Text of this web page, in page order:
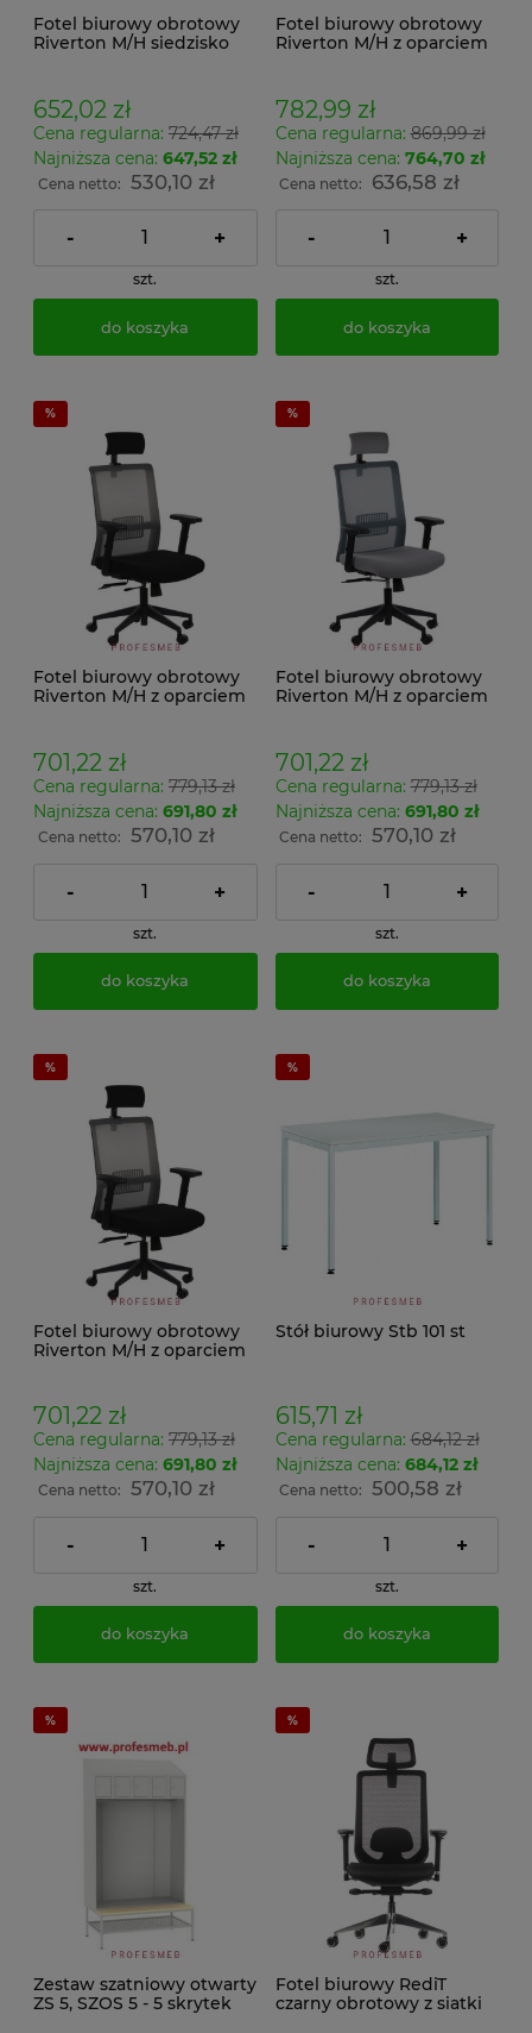
Fotel biurowy obrotowy
Riverton M/H siedzisko
regulacją podparcia
lędźwi
652,02 zł
Cena regularna: 724,47 zł
Najniższa cena: 647,52 zł
Cena netto: 530,10 zł
- +
szt.
do koszyka
Fotel biurowy obrotowy
Riverton M/H z oparciem
chromowaną podstawą
podłokietnikami i
regulacja podparcia
lędźwi
782,99 zł
Cena regularna:869,99 zł
Najniższa cena: 764,70 zł
Cena netto: 636,58 zł
- +
szt.
do koszyka
Fotel biurowy obrotowy
Riverton M/H z oparciem
podłokietniki i regulacja
podparcia lędźwi
701,22 zł
Cena regularna: 779,13 zł
Najniższa cena: 691,80 zł
Cena netto: 570,10 zł
- +
szt.
do koszyka
Fotel biurowy obrotowy
Riverton M/H z oparciem
podłokietniki i regulacja
podparcia lędźwi
701,22 zł
Cena regularna:779,13 zł
Najniższa cena: 691,80 zł
Cena netto: 570,10 zł
- +
szt.
do koszyka
Fotel biurowy obrotowy
Riverton M/H z oparciem
oparcie szare
podłokietniki i regulacja
podparcia lędźwi
701,22 zł
Cena regularna: 779,13 zł
Najniższa cena: 691,80 zł
Cena netto: 570,10 zł
- +
szt.
do koszyka
Stół biurowy Stb 101 st
615,71 zł
Cena regularna:684,12 zł
Najniższa cena: 684,12 zł
Cena netto: 500,58 zł
- +
szt.
do koszyka
Zestaw szatniowy otwarty
ZS 5, SZOS 5 - 5 skrytek
Fotel biurowy RediT
czarny obrotowy z siatki